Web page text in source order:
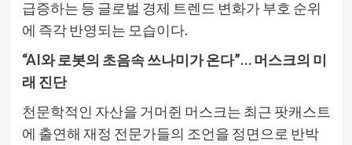
급증하는 등 글로벌 경제 트렌드 변화가 부호 순위
에 즉각 반영되는 모습이다.
“AI와 로봇의 초음속 쓰나미가 온다”… 머스크의 미
래 진단
천문학적인 자산을 거머쥔 머스크는 최근 팟캐스트
에 출연해 재정 전문가들의 조언을 정면으로 반박